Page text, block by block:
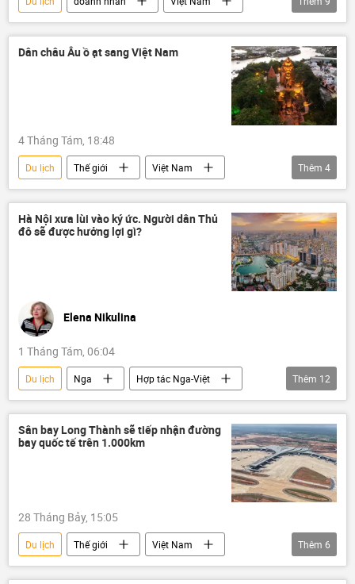
Lý Nhã Kỳ
Đà Lạt
Vũng Tàu
Kinh doanh
Châu Á
doanh nghiệp
Dân châu Âu ồ ạt sang Việt Nam
4 Tháng Tám, 18:48
Du lịch Thế giới
Việt Nam
Châu Âu
quan hệ quốc tế
Nha Trang
Kinh tế
Thêm 4
Hà Nội xưa lùi vào ký ức. Người dân Thủ
đô sẽ được hưởng lợi gì?
Elena Nikulina
1 Tháng Tám, 06:04
Du lịch Nga
Hợp tác Nga-Việt
Việt Nam
Thế giới
Quan điểm-Ý kiến
Việt Nam trên báo chí nước ngoài
Kinh tế
Sân bay Long Thành
Thêm 12
Sân bay Long Thành sẽ tiếp nhận đường
bay quốc tế trên 1.000km
28 Tháng Bảy, 15:05
Du lịch Thế giới
Việt Nam
hãng hàng không
Sân bay Long Thành
Thêm 6